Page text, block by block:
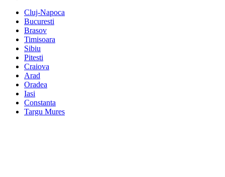
Cluj-Napoca
Bucuresti
Brasov
Timisoara
Sibiu
Pitesti
Craiova
Arad
Oradea
Iasi
Constanta
Targu Mures